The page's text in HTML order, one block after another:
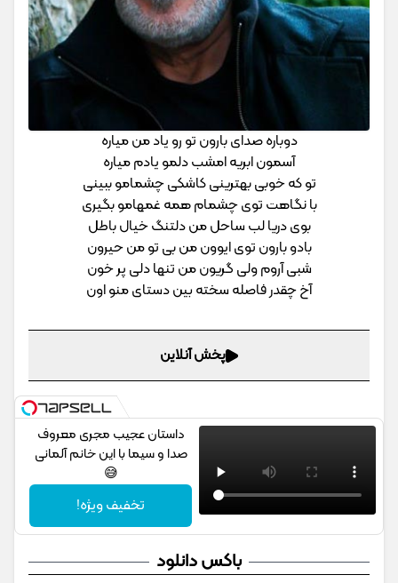
دوباره صدای بارون تو رو یاد من میاره
آسمون ابریه امشب دلمو یادم میاره
تو که خوبی بهترینی کاشکی چشمامو ببینی
با نگاهت توی چشمام همه غمهامو بگیری
بوی دریا لب ساحل من دلتنگ خیال باطل
بادو بارون توی ایوون من بی تو من حیرون
شبی آروم ولی گریون من تنها دلی پر خون
آخ چقدر فاصله سخته بین دستای منو اون
پخش آنلاین
داستان عجیب مجری معروف
صدا و سیما با این خانم آلمانی
😅
تخفیف ویژه!
باکس دانلود